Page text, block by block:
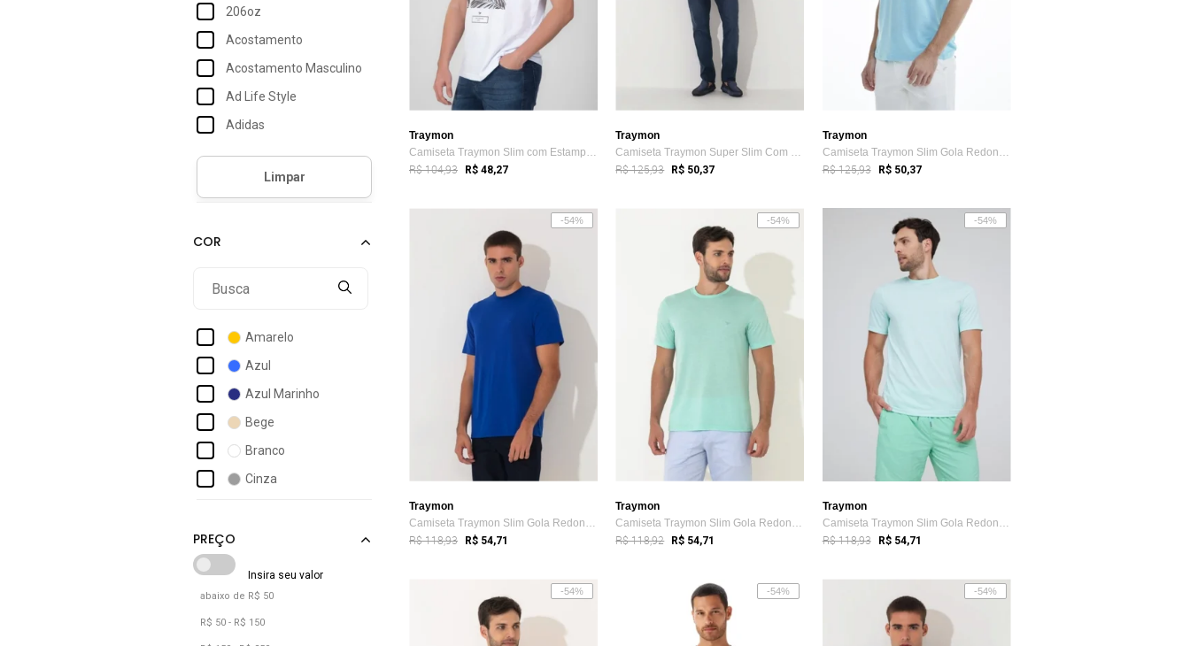
206oz
Acostamento
Acostamento Masculino
Ad Life Style
Adidas
Adidas Originals
Adidas Performance
Aleatory
Amarelo
Azul
Azul Marinho
Bege
Branco
Cinza
Off-white
Preto
abaixo de R$ 50
R$ 50 - R$ 150
Traymon
Camiseta Traymon Slim com Estampa Manga ...
R$ 104,93 R$ 48,27
Traymon
Camiseta Traymon Super Slim Com Elastano Preto
R$ 125,93 R$ 50,37
Traymon
Camiseta Traymon Slim Gola Redonda Verde...
R$ 125,93 R$ 50,37
-54%
Traymon
Camiseta Traymon Slim Gola Redonda Azul
R$ 118,93 R$ 54,71
-54%
Traymon
Camiseta Traymon Slim Gola Redonda Verde Claro
R$ 118,92 R$ 54,71
-54%
Traymon
Camiseta Traymon Slim Gola Redonda Verde Agua
R$ 118,93 R$ 54,71
-54% -54% -54%